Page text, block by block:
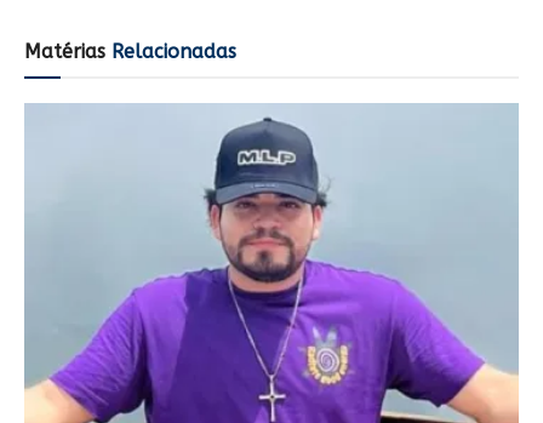
Matérias Relacionadas